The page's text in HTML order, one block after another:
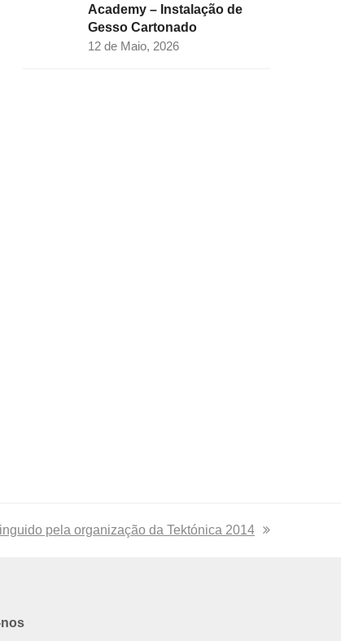
Academy – Instalação de
Gesso Cartonado
12 de Maio, 2026
pela organização da Tektónica 2014